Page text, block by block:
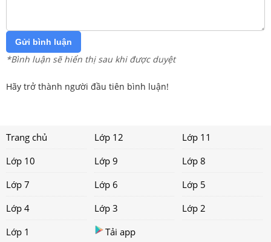
Gửi bình luận
*Bình luận sẽ hiển thị sau khi được duyệt
Hãy trở thành người đầu tiên bình luận!
Trang chủ Lớp 12
Lớp 11
Lớp 10
Lớp 9
Lớp 8
Lớp 7
Lớp 6
Lớp 5
Lớp 4
Lớp 3
Lớp 2
Lớp 1
Tải app